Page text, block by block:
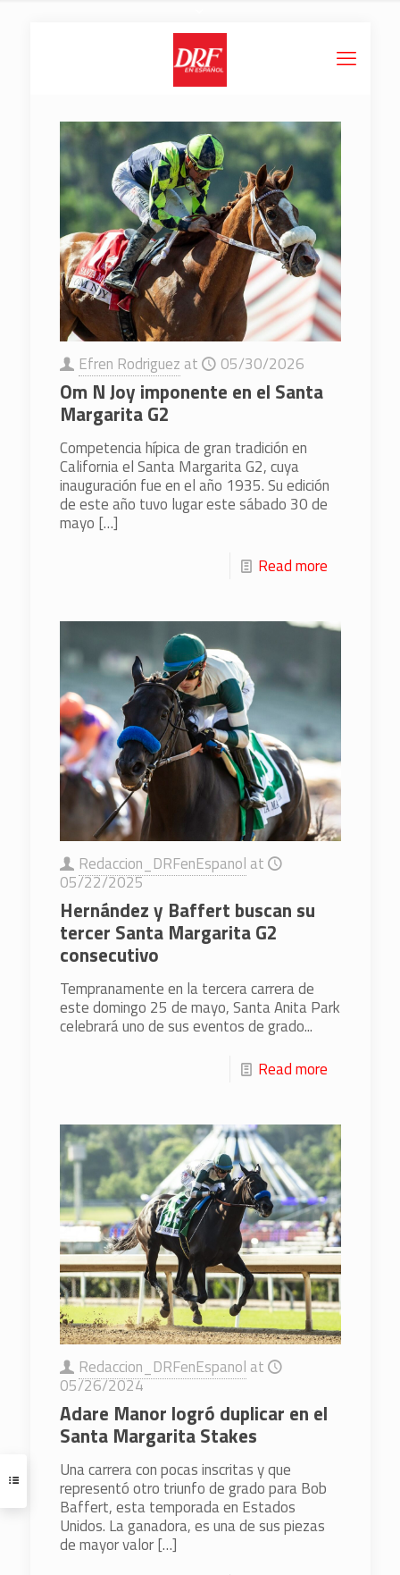
Efren Rodriguez at 05/30/2026
Om N Joy imponente en el Santa
Margarita G2
Competencia hípica de gran tradición en
California el Santa Margarita G2, cuya
inauguración fue en el año 1935. Su edición
de este año tuvo lugar este sábado 30 de
mayo […]
Read more
Redaccion_DRFenEspanol at
05/22/2025
Hernández y Baffert buscan su
tercer Santa Margarita G2
consecutivo
Tempranamente en la tercera carrera de
este domingo 25 de mayo, Santa Anita Park
celebrará uno de sus eventos de grado...
Read more
Redaccion_DRFenEspanol at
05/26/2024
Adare Manor logró duplicar en el
Santa Margarita Stakes
Una carrera con pocas inscritas y que
representó otro triunfo de grado para Bob
Baffert, esta temporada en Estados
Unidos. La ganadora, es una de sus piezas
de mayor valor[…]